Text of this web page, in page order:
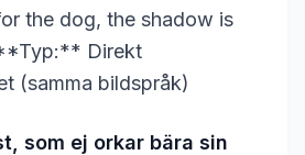
the dog, the shadow is
Direkt
(samma bildspråk)
som ej orkar bära sin